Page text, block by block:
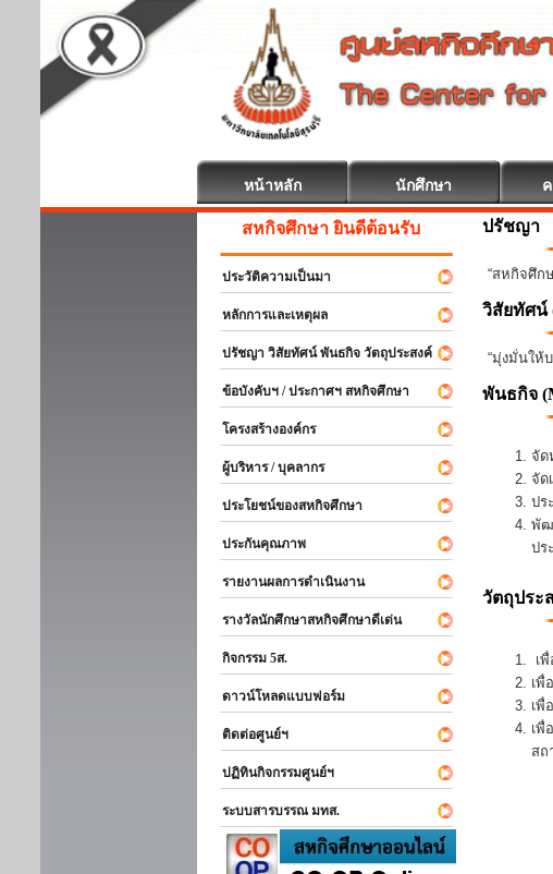
หน้าหลัก นักศึกษา
สหกิจศึกษา ยินดีต้อนรับ
ประวัติความเป็นมา
หลักการและเหตุผล
ปรัชญา วิสัยทัศน์ พันธกิจ วัตถุประสงค์
ข้อบังคับฯ / ประกาศฯ สหกิจศึกษา
โครงสร้างองค์กร
ผู้บริหาร / บุคลากร
ประโยชน์ของสหกิจศึกษา
ประกันคุณภาพ
รายงานผลการดำเนินงาน
รางวัลนักศึกษาสหกิจศึกษาดีเด่น
กิจกรรม 5ส.
ดาวน์โหลดแบบฟอร์ม
ติดต่อศูนย์ฯ
ปฏิทินกิจกรรมศูนย์ฯ
ระบบสารบรรณ มทส.
ปรัชญา
“สหกิจศึก
วิสัยทัศน์
“มุ่งมั่นให้
พันธกิจ
จัด
จัด
ปร
พัฒ
ปร
วัตถุประ
เ
เพื่
เพื่
เพื่
สถ